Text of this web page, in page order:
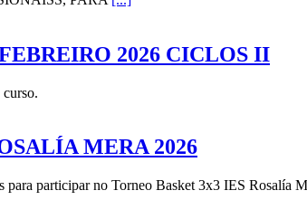
2026 CICLOS II
MERA 2026
para participar no Torneo Basket 3x3 IES Rosalía